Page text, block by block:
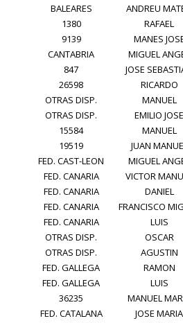
BALEARES
ANDREU
1380
RAFAEL
9139
MANES
CANTABRIA
MIGUEL
847
JOSE
26598
RICARDO
OTRAS DISP.
MANUEL
OTRAS DISP.
EMILIO JOSE
15584
MANUEL
19519
JUAN
FED. CAST-LEON
MIGUEL
FED. CANARIA
VICTOR
FED. CANARIA
DANIEL
FED. CANARIA
FRANCISCO
FED. CANARIA
LUIS
OTRAS DISP.
OSCAR
OTRAS DISP.
AGUSTIN
FED. GALLEGA
RAMON
FED. GALLEGA
LUIS
36235
MANUEL
FED. CATALANA
JOSE MARIA